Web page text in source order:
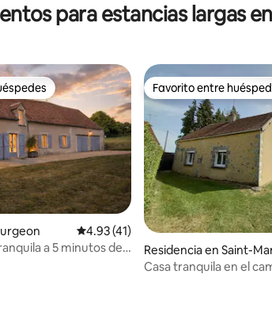
para estancias largas
Calificación promedio: 4.93 de 5; 41
4.93 (41)
a 5 minutos de
Favorito entre
Favorito entre
Residencia en Saint-
e-Réno
Casa tranquila en el